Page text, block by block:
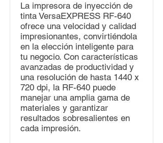
La impresora de inyección de
tinta VersaEXPRESS RF-640
ofrece una velocidad y calidad
impresionantes, convirtiéndola
en la elección inteligente para
tu negocio. Con características
avanzadas de productividad y
una resolución de hasta 1440 x
720 dpi, la RF-640 puede
manejar una amplia gama de
materiales y garantizar
resultados sobresalientes en
cada impresión.